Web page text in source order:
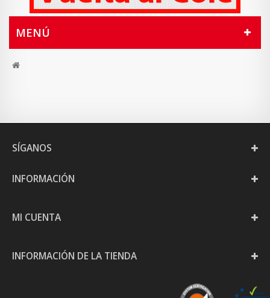
MENÚ
SÍGANOS
INFORMACIÓN
MI CUENTA
INFORMACIÓN DE LA TIENDA